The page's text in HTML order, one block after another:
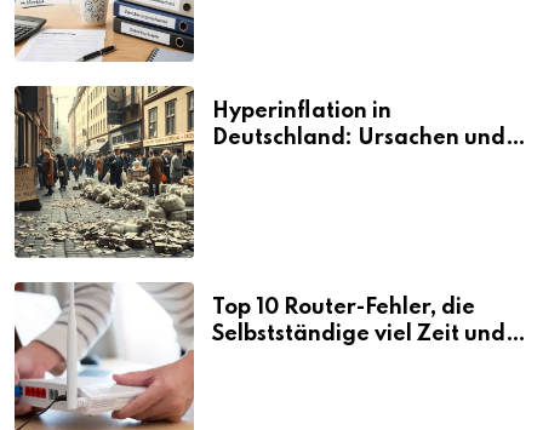
Hyperinflation in
Deutschland: Ursachen und
Top 10 Router-Fehler, die
Selbstständige viel Zeit und